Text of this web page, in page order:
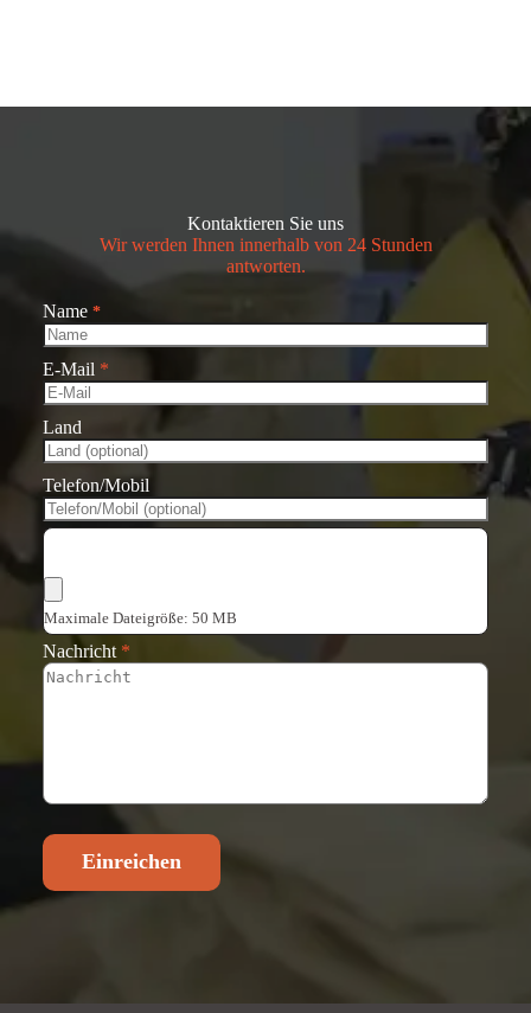
Kontaktieren Sie uns
Wir werden Ihnen innerhalb von 24 Stunden
antworten.
Name *
E-Mail *
Land
Telefon/Mobil
Maximale Dateigröße: 50 MB
Nachricht *
Einreichen